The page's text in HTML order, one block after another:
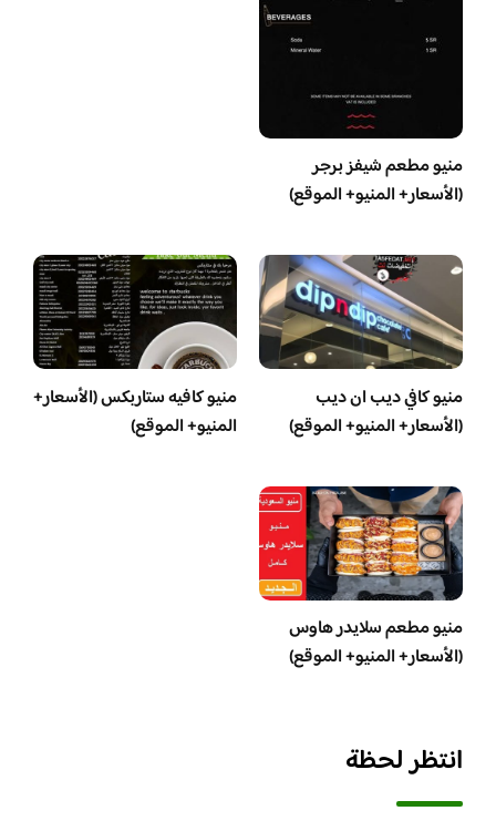
منيو مطعم شيفز برجر
(الأسعار+ المنيو+ الموقع)
منيو كافي ديب ان ديب
(الأسعار+ المنيو+ الموقع)
منيو كافيه ستاربكس (الأسعار+
المنيو+ الموقع)
منيو مطعم سلايدر هاوس
(الأسعار+ المنيو+ الموقع)
انتظر لحظة